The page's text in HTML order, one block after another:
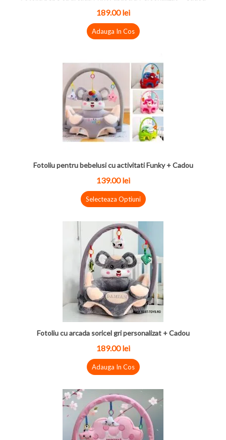
189.00 lei
Adauga In Cos
Fotoliu pentru bebelusi cu activitati Funky + Cadou
139.00 lei
Selecteaza Optiuni
Fotoliu cu arcada soricel gri personalizat + Cadou
189.00 lei
Adauga In Cos